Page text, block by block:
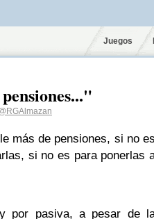
Juegos
más de pensiones, si no es
si no es para ponerlas
por pasiva, a pesar de